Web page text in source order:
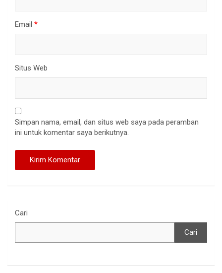
Email *
Situs Web
Simpan nama, email, dan situs web saya pada peramban
ini untuk komentar saya berikutnya.
Cari
Cari